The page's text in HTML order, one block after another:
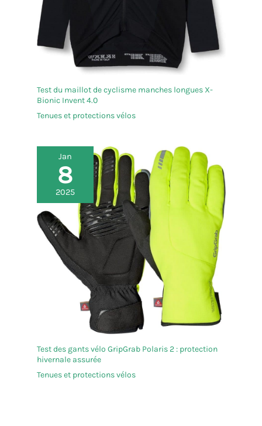
Test du maillot de cyclisme manches longues X-
Bionic Invent 4.0
Tenues et protections vélos
Jan
8
2025
Test des gants vélo GripGrab Polaris 2 : protection
hivernale assurée
Tenues et protections vélos